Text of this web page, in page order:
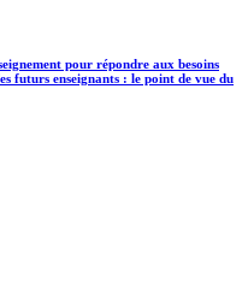
pour répondre aux besoins
futurs enseignants : le point de vue du